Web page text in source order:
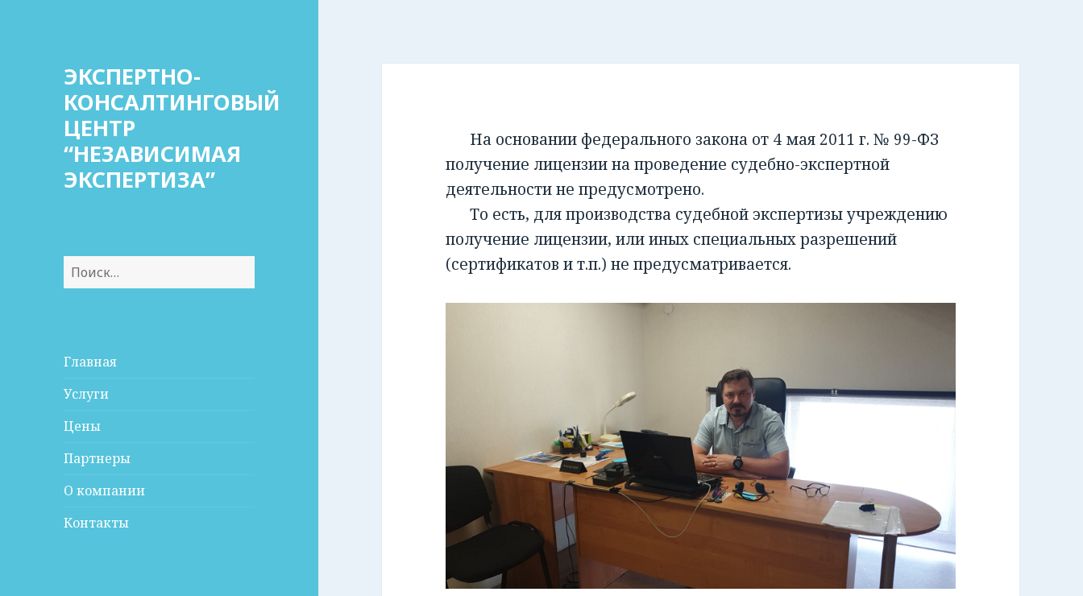
ЭКСПЕРТНО-
КОНСАЛТИНГОВЫЙ
ЦЕНТР
“НЕЗАВИСИМАЯ
ЭКСПЕРТИЗА”
Найти:
Главная
Услуги
Цены
Партнеры
О компании
Контакты
На основании федерального закона от 4 мая 2011 г. № 99-ФЗ
получение лицензии на проведение судебно-экспертной
деятельности не предусмотрено.
То есть, для производства судебной экспертизы учреждению
получение лицензии, или иных специальных разрешений
(сертификатов и т.п.) не предусматривается.